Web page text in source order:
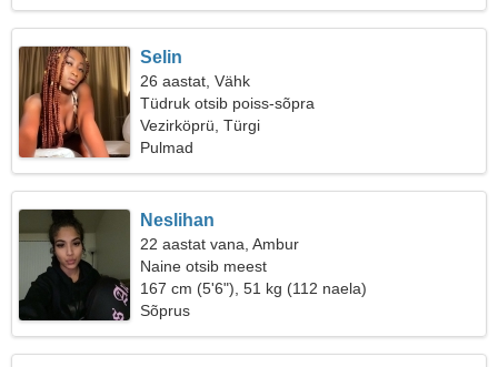
Selin
26 aastat, Vähk
Tüdruk otsib poiss-sõpra
Vezirköprü, Türgi
Pulmad
Neslihan
22 aastat vana, Ambur
Naine otsib meest
167 cm (5'6"), 51 kg (112 naela)
Sõprus